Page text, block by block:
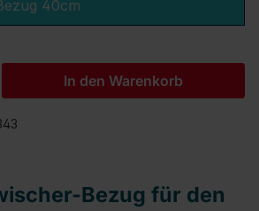
40cm
Gib den gewünschten
In den Warenkorb
Bezug für den